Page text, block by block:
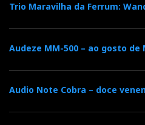
Trio Maravilha da Ferrum:
Audeze MM-500 – ao gosto de
Audio Note Cobra – doce